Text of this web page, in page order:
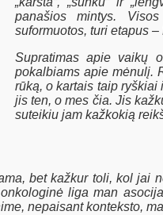
panašios mintys.
suformuotos, turi etapus –
Supratimas apie vaikų
pokalbiams apie mėnulį.
rūką, o kartais taip
jis ten, o mes čia. Jis
suteikiu jam kažkokią
bet kažkur toli, kol jai
liga man
nepaisant konteksto,